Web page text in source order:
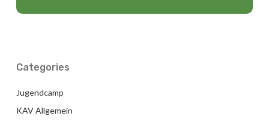
Categories
Jugendcamp
KAV Allgemein